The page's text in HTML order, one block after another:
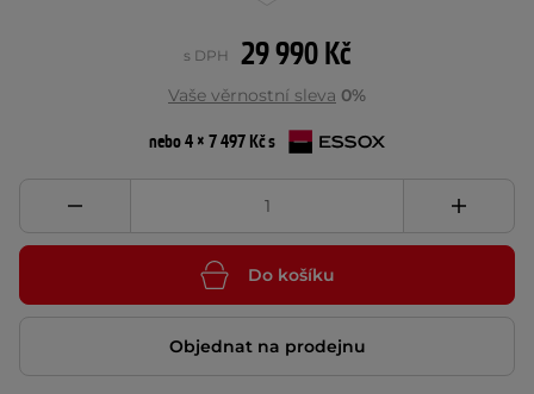
29 990 Kč
s DPH
Vaše věrnostní sleva 0%
nebo 4 × 7 497 Kč s
Do košíku
Objednat na prodejnu